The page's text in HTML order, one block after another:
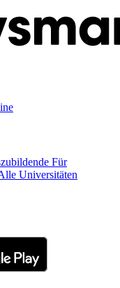
Für
Universitäten